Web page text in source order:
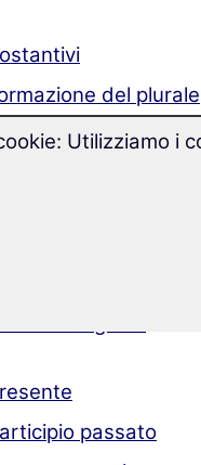
del plurale
passato
Utilizziamo i